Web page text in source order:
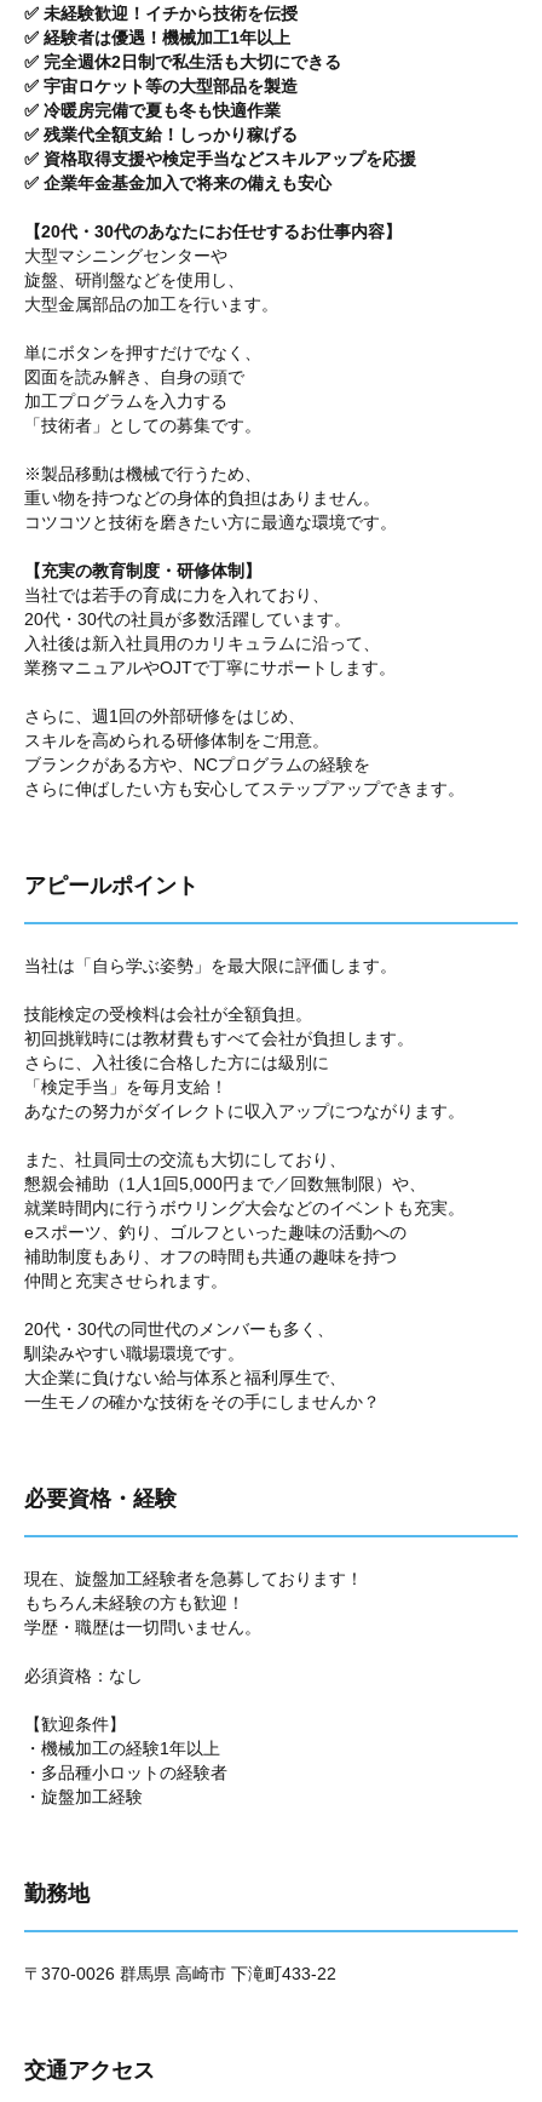
✅ 未経験歓迎！イチから技術を伝授
✅ 経験者は優遇！機械加工1年以上
✅ 完全週休2日制で私生活も大切にできる
✅ 宇宙ロケット等の大型部品を製造
✅ 冷暖房完備で夏も冬も快適作業
✅ 残業代全額支給！しっかり稼げる
✅ 資格取得支援や検定手当などスキルアップを応援
✅ 企業年金基金加入で将来の備えも安心
【20代・30代のあなたにお任せするお仕事内容】
大型マシニングセンターや
旋盤、研削盤などを使用し、
大型金属部品の加工を行います。
単にボタンを押すだけでなく、
図面を読み解き、自身の頭で
加工プログラムを入力する
「技術者」としての募集です。
※製品移動は機械で行うため、
重い物を持つなどの身体的負担はありません。
コツコツと技術を磨きたい方に最適な環境です。
【充実の教育制度・研修体制】
当社では若手の育成に力を入れており、
20代・30代の社員が多数活躍しています。
入社後は新入社員用のカリキュラムに沿って、
業務マニュアルやOJTで丁寧にサポートします。
さらに、週1回の外部研修をはじめ、
スキルを高められる研修体制をご用意。
ブランクがある方や、NCプログラムの経験を
さらに伸ばしたい方も安心してステップアップできます。
アピールポイント
当社は「自ら学ぶ姿勢」を最大限に評価します。
技能検定の受検料は会社が全額負担。
初回挑戦時には教材費もすべて会社が負担します。
さらに、入社後に合格した方には級別に
「検定手当」を毎月支給！
あなたの努力がダイレクトに収入アップにつながります。
また、社員同士の交流も大切にしており、
懇親会補助（1人1回5,000円まで／回数無制限）や、
就業時間内に行うボウリング大会などのイベントも充実。
eスポーツ、釣り、ゴルフといった趣味の活動への
補助制度もあり、オフの時間も共通の趣味を持つ
仲間と充実させられます。
20代・30代の同世代のメンバーも多く、
馴染みやすい職場環境です。
大企業に負けない給与体系と福利厚生で、
一生モノの確かな技術をその手にしませんか？
必要資格・経験
現在、旋盤加工経験者を急募しております！
もちろん未経験の方も歓迎！
学歴・職歴は一切問いません。
必須資格：なし
【歓迎条件】
・機械加工の経験1年以上
・多品種小ロットの経験者
・旋盤加工経験
勤務地
〒370-0026 群馬県 高崎市 下滝町433-22
交通アクセス